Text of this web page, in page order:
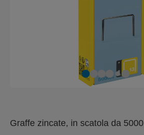
Graffe zincate, in scatola da 5000